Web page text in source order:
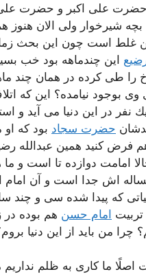
حضرت علی اكبر و حضرت
شیرخوار ولی الان
1400 سال گفتن غلط است چون
این چندماهه بود خب
را طی كرده در همان
وی بوجود نیامده؟ این كه
در این دنیا می آید و
حضرت سجاد بود كه
هم فرض كنید همین
امامت دوازده تا است و
اش جدا است و آن امام
كه پیدا شده سی و
امام حسن هم بوده
چرا من باید از این دنیا
ما كاری به ظلم